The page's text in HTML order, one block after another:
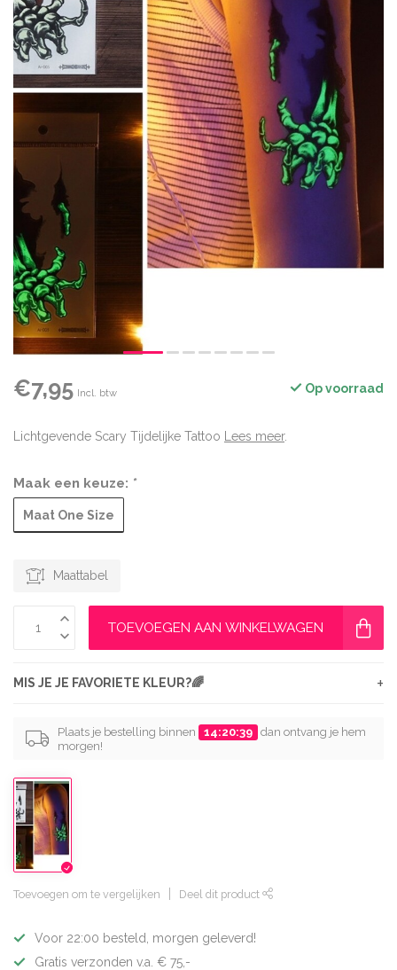
€7,95 Incl. btw Op voorraad
Lichtgevende Scary Tijdelijke Tattoo Lees meer.
Maak een keuze: *
Maat One Size
Maattabel
TOEVOEGEN AAN WINKELWAGEN
MIS JE JE FAVORIETE KLEUR?🌈 +
Plaats je bestelling binnen 14:20:38 dan ontvang je hem
morgen!
Toevoegen om te vergelijken Deel dit product
Voor 22:00 besteld, morgen geleverd!
Gratis verzonden v.a. € 75,-